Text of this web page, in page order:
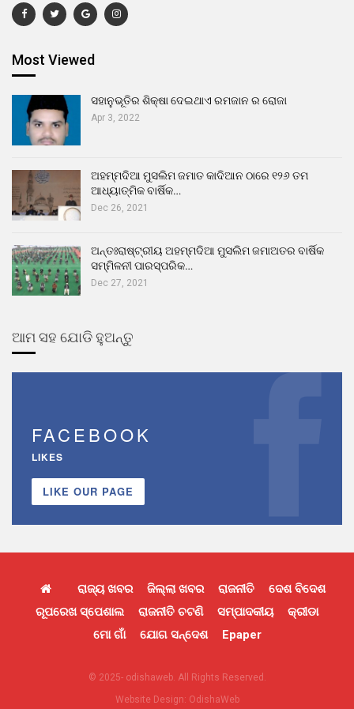
Most Viewed
ସହାନୁଭୂତିର ଶିକ୍ଷା ଦେଇଥାଏ ରମଜାନ ର ରୋଜା
Apr 3, 2022
ଅହମ୍ମଦିଆ ମୁସଲିମ ଜମାତ କାଦିଆନ ଠାରେ ୧୨୬ ତମ
ଆଧ୍ୟାତ୍ମିକ ବାର୍ଷିକ…
Dec 26, 2021
ଅନ୍ତଃରାଷ୍ଟ୍ରୀୟ ଅହମ୍ମଦିଆ ମୁସଲିମ ଜମାଅତର ବାର୍ଷିକ
ସମ୍ମିଳନୀ ପାରସ୍ପରିକ…
Dec 27, 2021
ଆମ ସହ ଯୋଡି ହୁଅନ୍ତୁ
FACEBOOK
LIKES
LIKE OUR PAGE
ରାଜ୍ୟ ଖବର ଜିଲ୍ଲା ଖବର ରାଜନୀତି
ଦେଶ ବିଦେଶ
ରୂପରେଖ ସ୍ପେଶାଲ
ରାଜନୀତି ଚଟଣି ସମ୍ପାଦକୀୟ
କ୍ରୀଡା
ମୋ ଗାଁ
ଯୋଗ ସନ୍ଦେଶ Epaper
© 2025- odishaweb. All Rights Reserved.
Website Design: OdishaWeb